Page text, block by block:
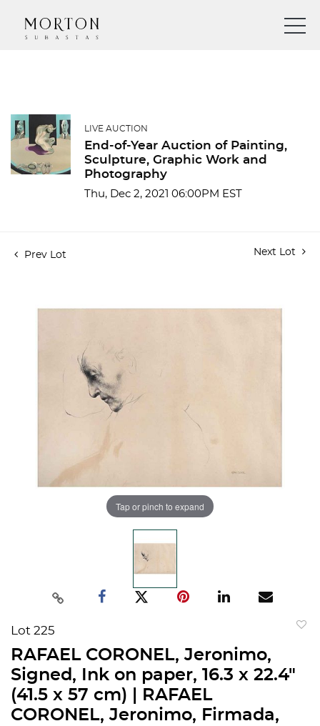
LIVE AUCTION
End-of-Year Auction of Painting,
Sculpture, Graphic Work and
Photography
Thu, Dec 2, 2021 06:00PM EST
Prev Lot Next Lot
Tap or pinch to expand
Lot 225
RAFAEL CORONEL, Jeronimo,
Signed, Ink on paper, 16.3 x 22.4"
(41.5 x 57 cm) | RAFAEL
CORONEL, Jeronimo, Firmada,